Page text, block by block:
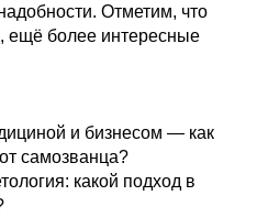
Отметим, что
ещё более интересные
и бизнесом — как
самозванца?
какой подход в